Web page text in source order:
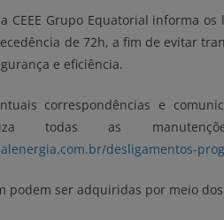
CEEE Grupo Equatorial informa
de 72h, a fim de evitar
e eficiência.
correspondências e
todas as
desligamentos-
podem ser adquiridas por meio